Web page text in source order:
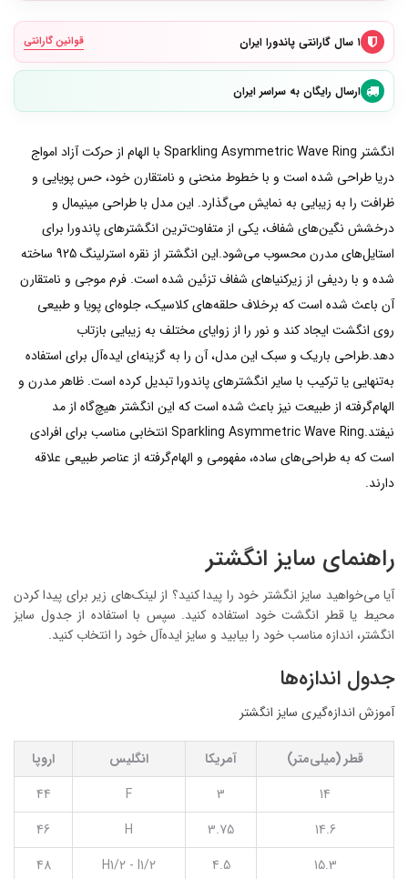
۱ سال گارانتی پاندورا ایران قوانین گارانتی
ارسال رایگان به سراسر ایران
انگشتر Sparkling Asymmetric Wave Ring با الهام از حرکت آزاد امواج
دریا طراحی شده است و با خطوط منحنی و نامتقارن خود، حس پویایی و
ظرافت را به زیبایی به نمایش می‌گذارد. این مدل با طراحی مینیمال و
درخشش نگین‌های شفاف، یکی از متفاوت‌ترین انگشترهای پاندورا برای
استایل‌های مدرن محسوب می‌شود.این انگشتر از نقره استرلینگ 925 ساخته
شده و با ردیفی از زیرکنیاهای شفاف تزئین شده است. فرم موجی و نامتقارن
آن باعث شده است که برخلاف حلقه‌های کلاسیک، جلوه‌ای پویا و طبیعی
روی انگشت ایجاد کند و نور را از زوایای مختلف به زیبایی بازتاب
دهد.طراحی باریک و سبک این مدل، آن را به گزینه‌ای ایده‌آل برای استفاده
به‌تنهایی یا ترکیب با سایر انگشترهای پاندورا تبدیل کرده است. ظاهر مدرن و
الهام‌گرفته از طبیعت نیز باعث شده است که این انگشتر هیچ‌گاه از مد
نیفتد.Sparkling Asymmetric Wave Ring انتخابی مناسب برای افرادی
است که به طراحی‌های ساده، مفهومی و الهام‌گرفته از عناصر طبیعی علاقه
دارند.
راهنمای سایز انگشتر
آیا می‌خواهید سایز انگشتر خود را پیدا کنید؟ از لینک‌های زیر برای پیدا کردن
محیط یا قطر انگشت خود استفاده کنید. سپس با استفاده از جدول سایز
انگشتر، اندازه مناسب خود را بیابید و سایز ایده‌آل خود را انتخاب کنید.
جدول اندازه‌ها
آموزش اندازه‌گیری سایز انگشتر
قطر (میلی‌متر) آمریکا انگلیس
اروپا
14
3
F
44
14.6
3.75
H
46
15.3
4.5
H1/2 - I1/2
48